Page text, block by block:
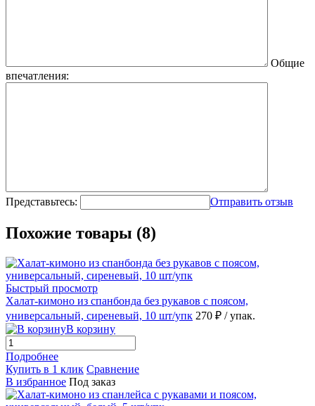
Общие
впечатления:
Представьтесь: Отправить отзыв
Похожие товары (8)
Быстрый просмотр
Халат-кимоно из спанбонда без рукавов с поясом,
универсальный, сиреневый, 10 шт/упк 270 ₽ / упак.
В корзину
Подробнее
Купить в 1 клик Сравнение
В избранное Под заказ